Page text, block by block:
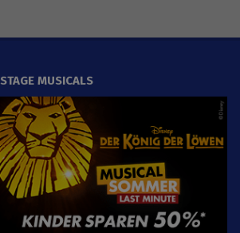
STAGE MUSICALS